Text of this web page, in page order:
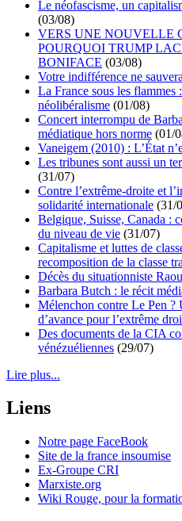
Le néofascisme, un
(03/08)
VERS UNE NOUVELLE
POURQUOI TRUMP
BONIFACE (03/08)
Votre indifférence ne
La France sous les
néolibéralisme (01/08)
Concert interrompu de
médiatique hors norme (01/
Vaneigem (2010) : L’État
Les tribunes sont aussi un
(31/07)
Contre l’extrême-droite et
solidarité internationale (31/
Belgique, Suisse, Canada :
du niveau de vie (31/07)
Capitalisme et luttes de
recomposition de la classe
Décès du situationniste
Barbara Butch : le récit
Mélenchon contre Le Pen ?
d’avance pour l’extrême
Des documents de la CIA
vénézuéliennes (29/07)
Lire plus...
Liens
Notre page FaceBook
Site de la france insoumise
Ex-Groupe CRI
Marxiste.org
Wiki Rouge, pour la